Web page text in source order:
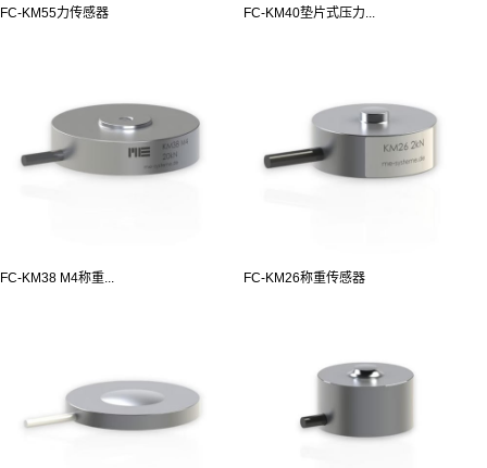
FC-KM55力传感器 FC-KM40垫片式压力...
FC-KM38 M4称重... FC-KM26称重传感器